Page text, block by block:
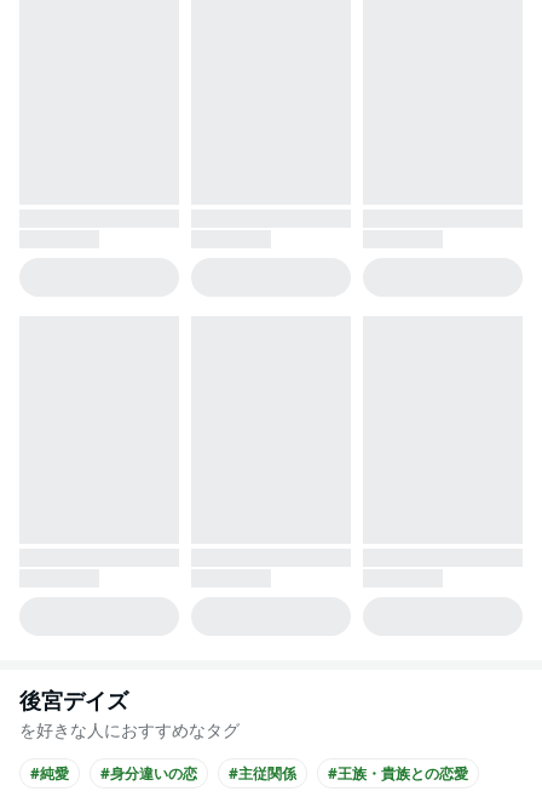
後宮デイズ
を好きな人におすすめなタグ
#純愛 #身分違いの恋 #主従関係
#王族・貴族との恋愛